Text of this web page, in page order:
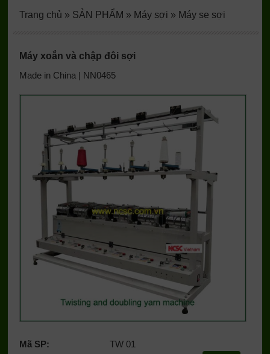
Máy xoắn và chập đôi sợi
Made in China | NN0465
Mã SP:
TW 01
Trang chủ » SẢN PHẨM » Máy sợi » Máy se sợi